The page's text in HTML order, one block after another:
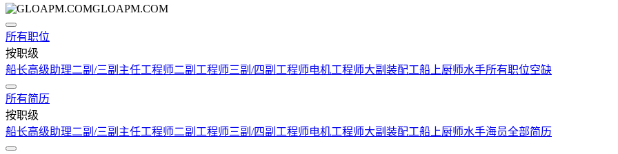
GLOAPM.COM
所有职位
按职级
船长高级助理二副/三副 主任工程师二副工程师三副/四副工程师电机工程师大副 装配工船上厨师水手所有职位空缺
所有简历
按职级
船长高级助理二副/三副 主任工程师二副工程师三副/四副工程师电机工程师大副 装配工船上厨师水手海员全部简历